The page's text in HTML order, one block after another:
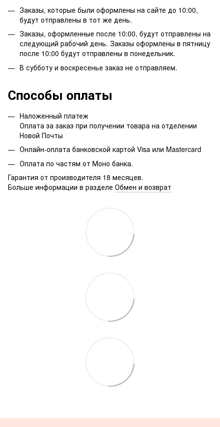
Заказы, которые были оформлены на сайте до 10:00,
будут отправлены в тот же день.
Заказы, оформленные после 10:00, будут отправлены на
следующий рабочий день. Заказы оформлены в пятницу
после 10:00 будут отправлены в понедельник.
В субботу и воскресенье заказ не отправляем.
Способы оплаты
Наложенный платеж
Оплата за заказ при получении товара на отделении
Новой Почты
Онлайн-оплата банковской картой Visa или Mastercard
Оплата по частям от Моно банка.
Гарантия от производителя 18 месяцев.
Больше информации в разделе Обмен и возврат